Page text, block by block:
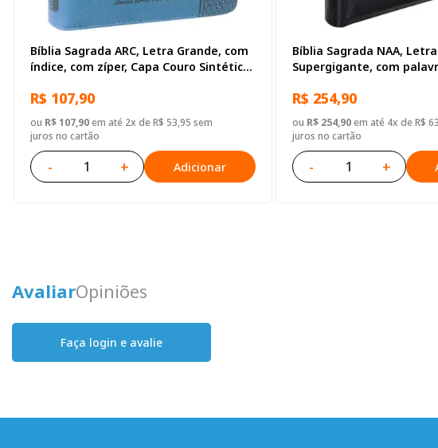
Bíblia Sagrada ARC, Letra Grande, com
índice, com zíper, Capa Couro Sintético
R$ 107,90
ou R$ 107,90em até 2x de R$ 53,95 sem
juros no cartão
- + Adicionar
Bíblia Sagrada NAA, Letra
Supergigante, com
Capa Couro Sintético Preta
R$ 254,90
ou R$ 254,90em até 4x de R$
juros no cartão
- +
AvaliarOpiniões
Faça login e avalie